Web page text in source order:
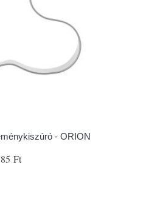
- ORION
Ft